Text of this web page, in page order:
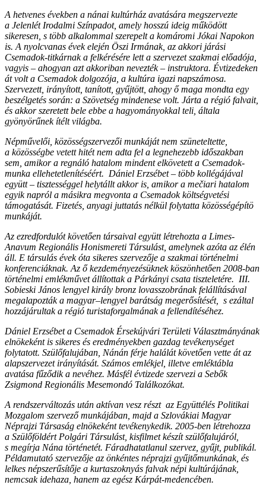
A hetvenes években a nánai kultúrház avatására megszervezte
a Jelenlét Irodalmi Színpadot, amely hosszú ideig működött
sikeresen, s több alkalommal szerepelt a komáromi Jókai Napokon
is. A nyolcvanas évek elején Öszi Irmának, az akkori járási
Csemadok-titkárnak a felkérésére lett a szervezet szakmai előadója,
vagyis – ahogyan azt akkoriban nevezték – instruktora. Évtizedeken
át volt a Csemadok dolgozója, a kultúra igazi napszámosa.
Szervezett, irányított, tanított, gyűjtött, ahogy ő maga mondta egy
beszélgetés során: a Szövetség mindenese volt. Járta a régió falvait,
és akkor szeretett bele ebbe a hagyományokkal teli, általa
gyönyörűnek ítélt világba.
Népművelői, közösségszervezői munkáját nem szüneteltette,
a közösségbe vetett hitét nem adta fel a legnehezebb időszakban
sem, amikor a regnáló hatalom mindent elkövetett a Csemadok-
munka ellehetetlenítéséért. Dániel Erzsébet – több kollégájával
együtt – tisztességgel helytállt akkor is, amikor a mečiari hatalom
egyik napról a másikra megvonta a Csemadok költségvetési
támogatását. Fizetés, anyagi juttatás nélkül folytatta közösségépítö
munkáját.
Az ezredfordulót követően társaival együtt létrehozta a Limes-
Anavum Regionális Honismereti Társulást, amelynek azóta az élén
áll. E társulás évek óta sikeres szervezője a szakmai történelmi
konferenciáknak. Az ő kezdeményezésüknek köszönhetően 2008-ban
történelmi emlékművet állítottak a Párkányi csata tiszteletére. III.
Sobieski János lengyel király bronz lovasszobrának felállításával
megalapozták a magyar–lengyel barátság megerősítését, s ezáltal
hozzájárultak a régió turistaforgalmának a fellendítéséhez.
Dániel Erzsébet a Csemadok Érsekújvári Területi Választmányának
elnökeként is sikeres és eredményekben gazdag tevékenységet
folytatott. Szülőfalujában, Nánán férje halálát követően vette át az
alapszervezet irányítását. Számos emlékjel, illetve emléktábla
avatása fűződik a nevéhez. Másfél évtizede szervezi a Sebők
Zsigmond Regionális Mesemondó Találkozókat.
A rendszerváltozás után aktívan vesz részt az Együttélés Politikai
Mozgalom szervező munkájában, majd a Szlovákiai Magyar
Néprajzi Társaság elnökeként tevékenykedik. 2005-ben létrehozza
a Szülőföldért Polgári Társulást, kisfilmet készít szülőfalujáról,
s megírja Nána történetét. Fáradhatatlanul szervez, gyűjt, publikál.
Példamutató szervezője az önkéntes néprajzi gyűjtőmunkának, és
lelkes népszerűsítője a kurtaszoknyás falvak népi kultúrájának,
nemcsak idehaza, hanem az egész Kárpát-medencében.